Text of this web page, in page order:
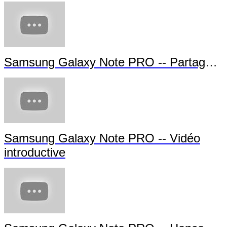
Samsung Galaxy Note PRO -- Partage d'écran
Samsung Galaxy Note PRO -- Vidéo
introductive